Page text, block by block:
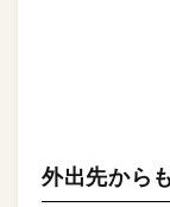
外出先から